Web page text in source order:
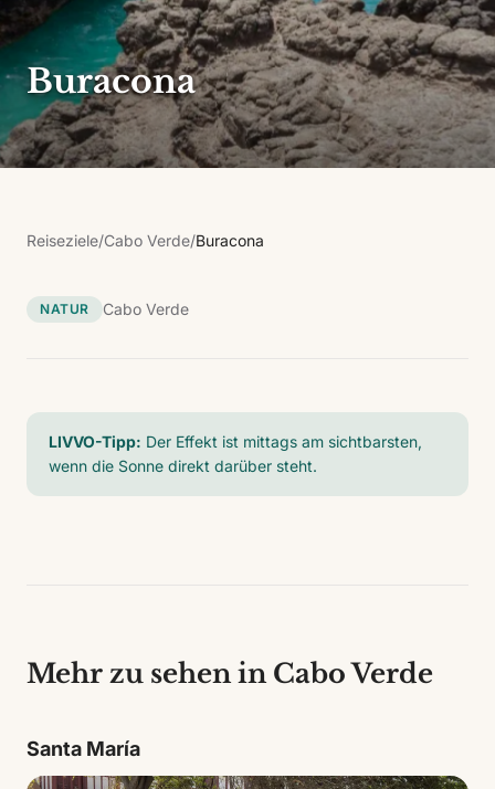
Buracona
Reiseziele/Cabo Verde/Buracona
NATUR Cabo Verde
LIVVO-Tipp: Der Effekt ist mittags am sichtbarsten,
wenn die Sonne direkt darüber steht.
Mehr zu sehen in Cabo Verde
Santa María